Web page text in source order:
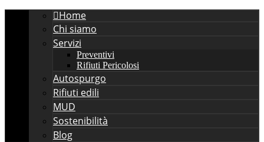
Home
Chi siamo
Servizi
Preventivi
Rifiuti Pericolosi
Autospurgo
Rifiuti edili
MUD
Sostenibilità
Blog